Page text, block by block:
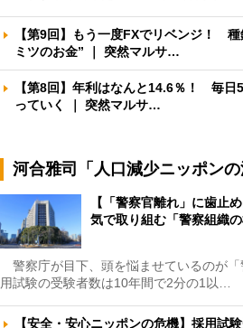
【第9回】もう一度FXでリベンジ！
ミツのお金” ｜ 突然マルサ…
【第8回】年利はなんと14.6％！ 毎日
っていく ｜ 突然マルサ…
河合雅司「人口減少ニッポンの
【「警察官離れ」に歯止
気で取り組む「警察組織
警察庁が目下、頭を悩ませているのが
用試験の受験者数は10年間で2分の1以…
【安全・安心ニッポンの危機】採用試